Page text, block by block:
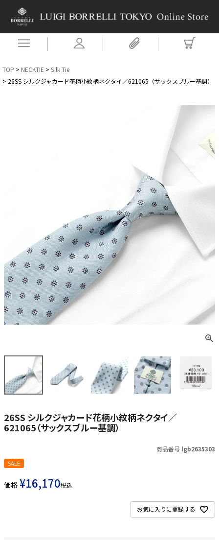
TOP NECKTIE
Silk Tie
26SS シルクジャカード花柄小紋柄ネクタイ／621065（サックスブルー基調）
26SS シルクジャカード花柄小紋柄ネクタイ／
621065（サックスブルー基調）
商品番号 lgb2635303
SALE
価格 ¥16,170税込
お気に入りに登録する